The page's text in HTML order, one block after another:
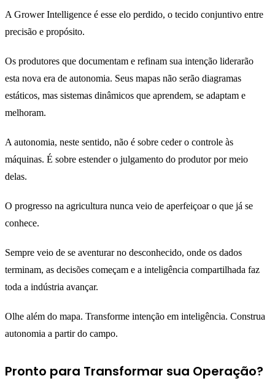
A Grower Intelligence é esse elo perdido, o tecido conjuntivo entre
precisão e propósito.
Os produtores que documentam e refinam sua intenção liderarão
esta nova era de autonomia. Seus mapas não serão diagramas
estáticos, mas sistemas dinâmicos que aprendem, se adaptam e
melhoram.
A autonomia, neste sentido, não é sobre ceder o controle às
máquinas. É sobre estender o julgamento do produtor por meio
delas.
O progresso na agricultura nunca veio de aperfeiçoar o que já se
conhece.
Sempre veio de se aventurar no desconhecido, onde os dados
terminam, as decisões começam e a inteligência compartilhada faz
toda a indústria avançar.
Olhe além do mapa. Transforme intenção em inteligência. Construa
autonomia a partir do campo.
Pronto para Transformar sua Operação?